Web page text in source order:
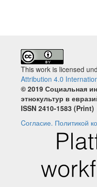
This work is licensed
Attribution 4.0
© 2019 Социальная
этнокультур в
ISSN 2410‐1583 (Print)
Cогласие. Политикой